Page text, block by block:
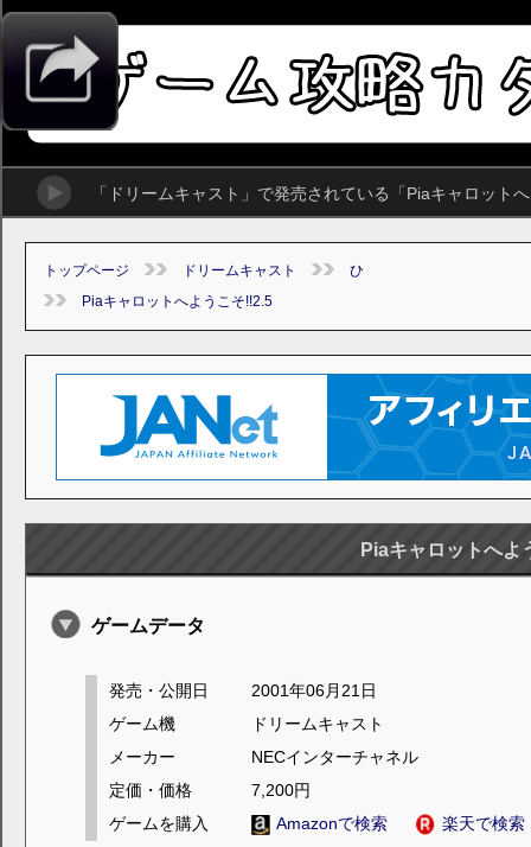
「ドリームキャスト」で発売されている「Piaキャロッ
トップページ ドリームキャスト
ひ
Piaキャロットへようこそ!!2.5
Piaキャロットへよ
ゲームデータ
発売・公開日
2001年06月21日
ゲーム機
ドリームキャスト
メーカー
NECインターチャネル
定価・価格
7,200円
ゲームを購入
Amazonで検索 楽天で検索